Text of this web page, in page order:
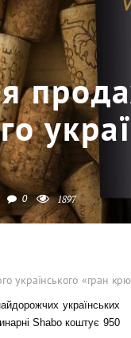
0 1897
українського «гран
українських
Shabo коштує 950